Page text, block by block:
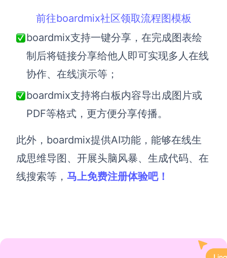
前往boardmix社区领取流程图模板
boardmix支持一键分享，在完成图表绘
制后将链接分享给他人即可实现多人在线
协作、在线演示等；
boardmix支持将白板内容导出成图片或
PDF等格式，更方便分享传播。
此外，boardmix提供AI功能，能够在线生
成思维导图、开展头脑风暴、生成代码、在
线搜索等， 马上免费注册体验吧！